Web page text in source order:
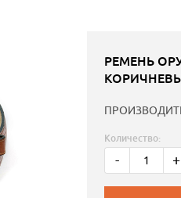
РЕМЕНЬ
Количество:
- +